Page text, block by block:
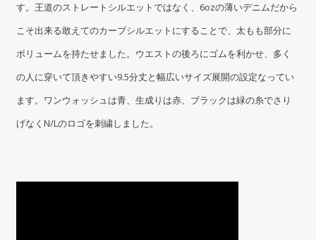
す。王道のストレートシルエットではなく、6ozの薄いデニムだから
こそ出来る敢えてのカーブシルエットにすることで、太もも部分に
ボリュームを持たせました。ウエストの後ろにゴムを利かせ、多く
の人に穿いて頂きやすい9.5分丈と幅広いサイズ展開の設定なってい
ます。ワンウォッシュは青、生成りは赤、ブラックは緑の糸でさり
げなくN/Lのロゴを刺繍しました。